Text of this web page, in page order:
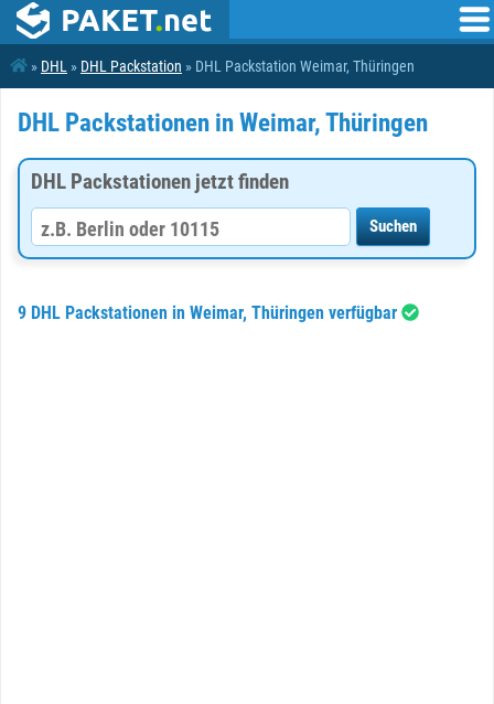
» DHL » DHL Packstation » DHL Packstation Weimar, Thüringen
DHL Packstationen in Weimar, Thüringen
DHL Packstationen jetzt finden
9 DHL Packstationen in Weimar, Thüringen verfügbar